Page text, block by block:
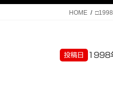
HOME
投稿日 1998